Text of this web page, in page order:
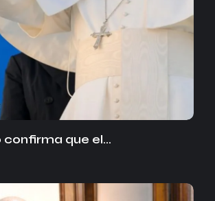
confirma que el…